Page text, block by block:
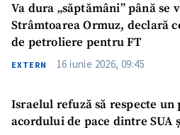
Va dura „săptămâni” până
Strâmtoarea Ormuz, declară
de petroliere pentru FT
EXTERN 16 iunie 2026, 09:45
Israelul refuză să respecte un
acordului de pace dintre SUA